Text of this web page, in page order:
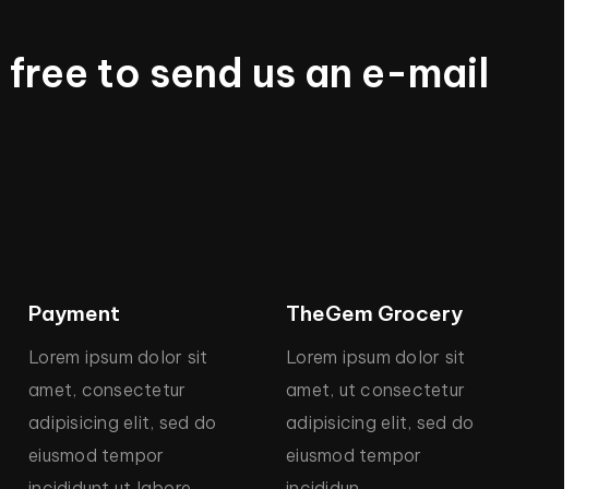
free to send us an e-mail
Payment
Lorem ipsum dolor sit
amet, consectetur
adipisicing elit, sed do
eiusmod tempor
TheGem Grocery
Lorem ipsum dolor sit
amet, ut consectetur
adipisicing elit, sed do
eiusmod tempor